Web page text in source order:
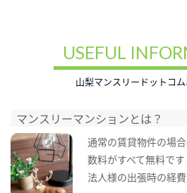
USEFUL
山梨マンスリードットコ
マンスリーマンションとは？
通常の賃貸物件の場
数料がすべて無料です
法人様の出張時の経